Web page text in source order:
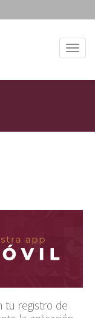
tu registro de